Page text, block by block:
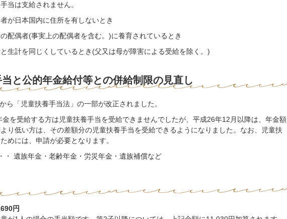
当は支給されません。
が日本国内に住所を有しないとき
の配偶者(事実上の配偶者を含む。)に養育されているとき
と生計を同じくしているとき(父又は母が障害による受給を除く。)
当と公的年金給付等との併給制限の見直し
ら「児童扶養手当法」の一部が改正されました。
金を受給する方は児童扶養手当を受給できませんでしたが、平成26年12月以降は、年金額
り低い方は、その差額分の児童扶養手当を受給できるようになりました。なお、児童扶
めには、申請が必要となります。
・ 遺族年金・老齢年金・労災年金・遺族補償など
円